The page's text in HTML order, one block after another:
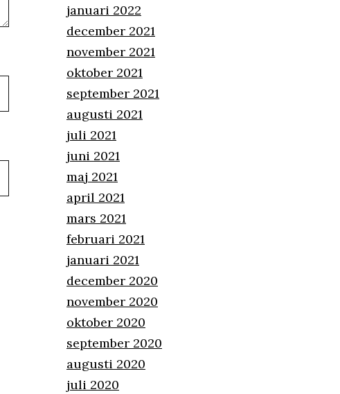
januari 2022
december 2021
november 2021
oktober 2021
september 2021
augusti 2021
juli 2021
juni 2021
maj 2021
april 2021
mars 2021
februari 2021
januari 2021
december 2020
november 2020
oktober 2020
september 2020
augusti 2020
juli 2020